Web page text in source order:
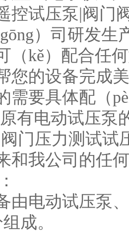
控试压泵|阀门
）司研发生
（kě）配合任
您的设备完成
需要具体配（
有电动试压泵
阀门压力测试试
和我公司的任
由电动试压泵
成。